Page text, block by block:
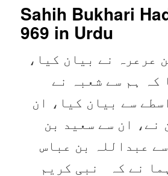
Sahih Bukhari
969 in Urdu
عرعرہ نے بیان کیا،
کہ ہم سے شعبہ نے
سے بیان کیا، ان
نے، ان سے سعید بن
عبداللہ بن عباس
نے کہ نبی کریم